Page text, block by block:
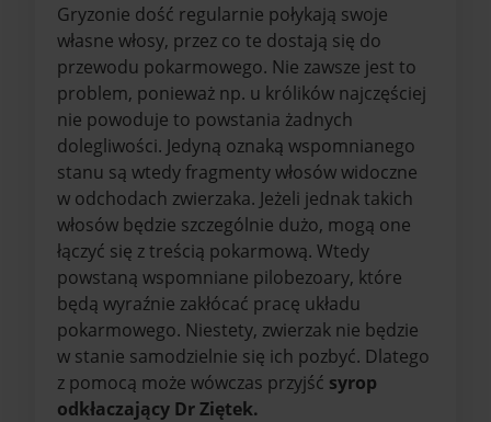
Gryzonie dość regularnie połykają swoje
własne włosy, przez co te dostają się do
przewodu pokarmowego. Nie zawsze jest to
problem, ponieważ np. u królików najczęściej
nie powoduje to powstania żadnych
dolegliwości. Jedyną oznaką wspomnianego
stanu są wtedy fragmenty włosów widoczne
w odchodach zwierzaka. Jeżeli jednak takich
włosów będzie szczególnie dużo, mogą one
łączyć się z treścią pokarmową. Wtedy
powstaną wspomniane pilobezoary, które
będą wyraźnie zakłócać pracę układu
pokarmowego. Niestety, zwierzak nie będzie
w stanie samodzielnie się ich pozbyć. Dlatego
z pomocą może wówczas przyjść syrop
odkłaczający Dr Ziętek.